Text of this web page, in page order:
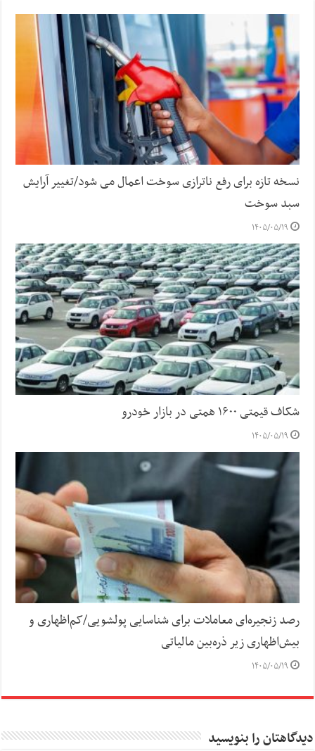
نسخه تازه برای رفع ناترازی سوخت اعمال می شود/تغییر آرایش
سبد سوخت
۱۴۰۵/۰۵/۱۹
شکاف قیمتی ۱۶۰۰ همتی در بازار خودرو
۱۴۰۵/۰۵/۱۹
رصد زنجیره‌ای معاملات برای شناسایی پولشویی/کم‌اظهاری و
بیش‌اظهاری زیر ذره‌بین مالیاتی
۱۴۰۵/۰۵/۱۹
دیدگاهتان را بنویسید